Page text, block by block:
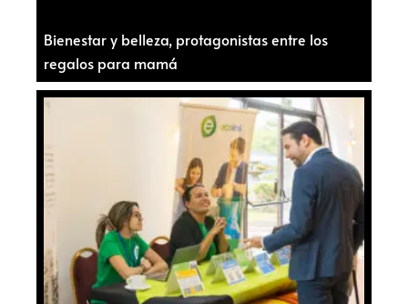
Bienestar y belleza, protagonistas entre los
regalos para mamá